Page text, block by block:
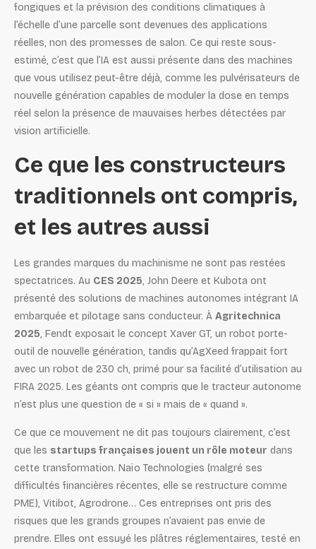
fongiques et la prévision des conditions climatiques à
l’échelle d’une parcelle sont devenues des applications
réelles, non des promesses de salon. Ce qui reste sous-
estimé, c’est que l’IA est aussi présente dans des machines
que vous utilisez peut-être déjà, comme les pulvérisateurs de
nouvelle génération capables de moduler la dose en temps
réel selon la présence de mauvaises herbes détectées par
vision artificielle.
Ce que les constructeurs
traditionnels ont compris,
et les autres aussi
Les grandes marques du machinisme ne sont pas restées
spectatrices. Au CES 2025, John Deere et Kubota ont
présenté des solutions de machines autonomes intégrant IA
embarquée et pilotage sans conducteur. À Agritechnica
2025, Fendt exposait le concept Xaver GT, un robot porte-
outil de nouvelle génération, tandis qu’AgXeed frappait fort
avec un robot de 230 ch, primé pour sa facilité d’utilisation au
FIRA 2025. Les géants ont compris que le tracteur autonome
n’est plus une question de « si » mais de « quand ».
Ce que ce mouvement ne dit pas toujours clairement, c’est
que les startups françaises jouent un rôle moteur dans
cette transformation. Naïo Technologies (malgré ses
difficultés financières récentes, elle se restructure comme
PME), Vitibot, Agrodrone… Ces entreprises ont pris des
risques que les grands groupes n’avaient pas envie de
prendre. Elles ont essuyé les plâtres réglementaires, testé en